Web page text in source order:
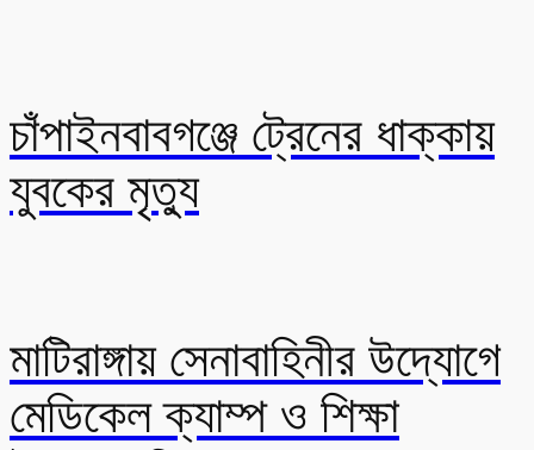
চাঁপাইনবাবগঞ্জে ট্রেনের ধাক্কায়
যুবকের মৃত্যু
মাটিরাঙ্গায় সেনাবাহিনীর উদ্যোগে
মেডিকেল ক্যাম্প ও শিক্ষা